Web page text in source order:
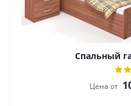
Спальный
Цена от